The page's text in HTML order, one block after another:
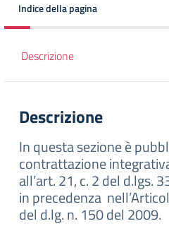
Indice della pagina
Descrizione
Descrizione
In questa sezione è
contrattazione
all’art. 21, c. 2 del d.lgs.
in precedenza
del d.lg. n. 150 del 2009.